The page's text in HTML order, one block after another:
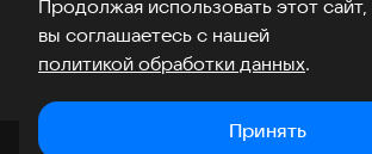
Продолжая использовать этот сайт,
вы соглашаетесь с нашей
политикой обработки данных.
Принять
ТелеграмВКонтакте
Хабр
Возникли вопросы?